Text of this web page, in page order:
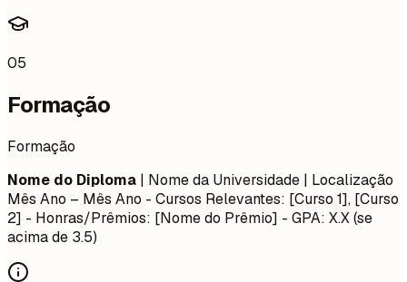
05
Formação
Formação
Nome do Diploma | Nome da Universidade | Localização
Mês Ano – Mês Ano - Cursos Relevantes: [Curso 1], [Curso
2] - Honras/Prêmios: [Nome do Prêmio] - GPA: X.X (se
acima de 3.5)